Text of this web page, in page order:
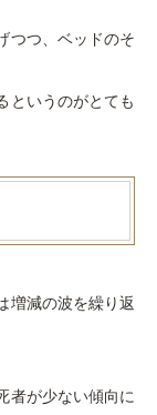
つつ、ベッドのそ
というのがとても
増減の波を繰り返
者が少ない傾向に